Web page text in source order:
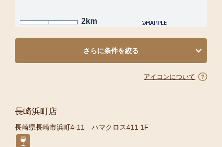
2km
さらに条件を絞る
アイコンについて
長崎浜町店
長崎県長崎市浜町4-11 ハマクロス411 1F